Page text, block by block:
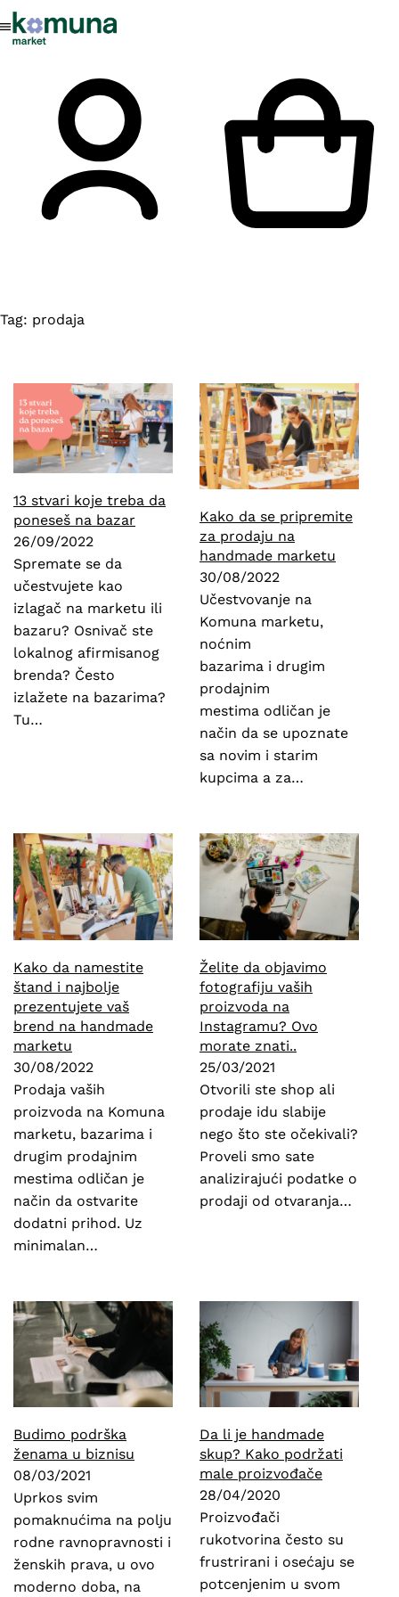
Tag: prodaja
13 stvari koje treba da
poneseš na bazar
26/09/2022
Spremate se da
učestvujete kao
izlagač na marketu ili
bazaru? Osnivač ste
lokalnog afirmisanog
brenda? Često
izlažete na bazarima?
Tu…
Kako da se pripremite
za prodaju na
handmade marketu
30/08/2022
Učestvovanje na
Komuna marketu,
noćnim
bazarima i drugim
prodajnim
mestima odličan je
način da se upoznate
sa novim i starim
kupcima a za…
Kako da namestite
štand i najbolje
prezentujete vaš
brend na handmade
marketu
30/08/2022
Prodaja vaših
proizvoda na Komuna
marketu, bazarima i
drugim prodajnim
mestima odličan je
način da ostvarite
dodatni prihod. Uz
minimalan…
Želite da objavimo
fotografiju vaših
proizvoda na
Instagramu? Ovo
morate znati..
25/03/2021
Otvorili ste shop ali
prodaje idu slabije
nego što ste očekivali?
Proveli smo sate
analizirajući podatke o
prodaji od otvaranja…
Budimo podrška
ženama u biznisu
08/03/2021
Uprkos svim
pomaknućima na polju
rodne ravnopravnosti i
ženskih prava, u ovo
moderno doba, na
Da li je handmade
skup? Kako podržati
male proizvođače
28/04/2020
Proizvođači
rukotvorina često su
frustrirani i osećaju se
potcenjenim u svom